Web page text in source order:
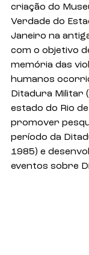
criação do
Verdade do
Janeiro na
com o objetivo
memória das
humanos
Ditadura Militar
estado do Rio
promover
período da
1985) e
eventos sobre